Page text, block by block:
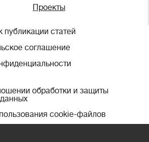
Проекты
публикации статей
соглашение
обработки и защиты
cookie-файлов